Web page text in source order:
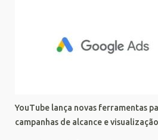
YouTube lança novas ferramentas
campanhas de alcance e